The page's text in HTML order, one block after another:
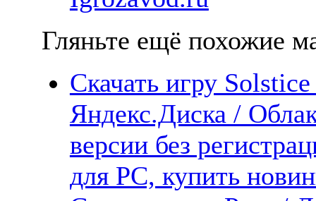
Гляньте ещё похожие
Скачать игру
Яндекс.Диска /
версии без
для PC, купить